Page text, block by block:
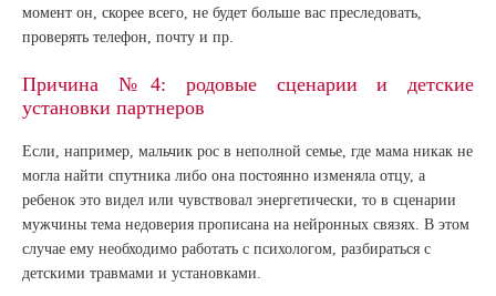
момент он, скорее всего, не будет больше вас преследовать,
проверять телефон, почту и пр.
Причина №4: родовые сценарии и детские
установки партнеров
Если, например, мальчик рос в неполной семье, где мама никак не
могла найти спутника либо она постоянно изменяла отцу, а
ребенок это видел или чувствовал энергетически, то в сценарии
мужчины тема недоверия прописана на нейронных связях. В этом
случае ему необходимо работать с психологом, разбираться с
детскими травмами и установками.